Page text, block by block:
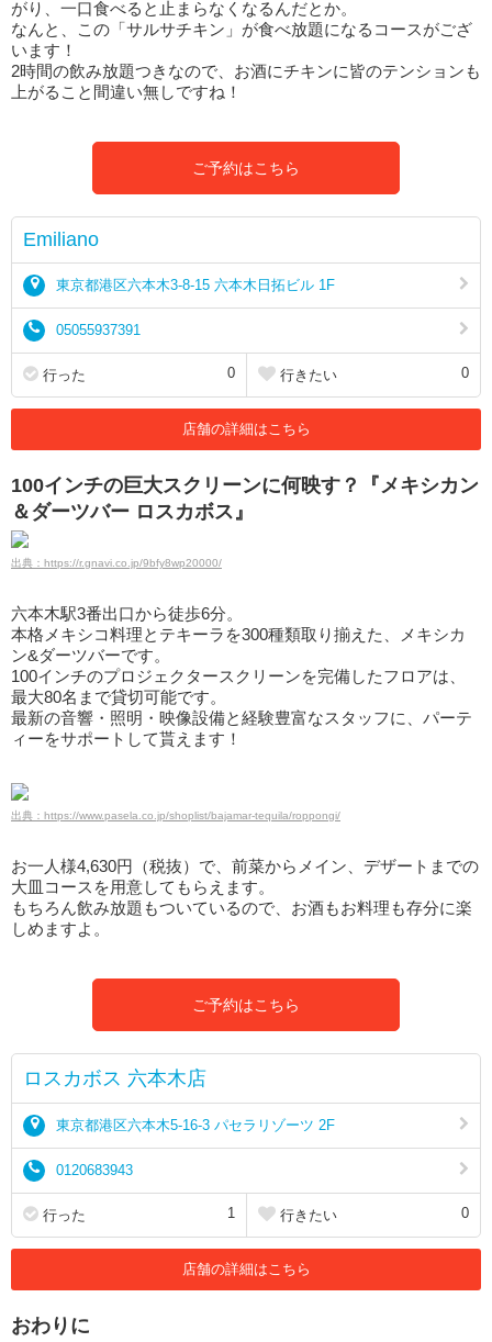
がり、一口食べると止まらなくなるんだとか。
なんと、この「サルサチキン」が食べ放題になるコースがござ
います！
2時間の飲み放題つきなので、お酒にチキンに皆のテンションも
上がること間違い無しですね！
ご予約はこちら
Emiliano
東京都港区六本木3-8-15 六本木日拓ビル 1F
05055937391
行った 0 行きたい 0
店舗の詳細はこちら
100インチの巨大スクリーンに何映す？『メキシカン
＆ダーツバー ロスカボス』
出典：https://r.gnavi.co.jp/9bfy8wp20000/
六本木駅3番出口から徒歩6分。
本格メキシコ料理とテキーラを300種類取り揃えた、メキシカ
ン&ダーツバーです。
100インチのプロジェクタースクリーンを完備したフロアは、
最大80名まで貸切可能です。
最新の音響・照明・映像設備と経験豊富なスタッフに、パーテ
ィーをサポートして貰えます！
出典：https://www.pasela.co.jp/shoplist/bajamar-tequila/roppongi/
お一人様4,630円（税抜）で、前菜からメイン、デザートまでの
大皿コースを用意してもらえます。
もちろん飲み放題もついているので、お酒もお料理も存分に楽
しめますよ。
ご予約はこちら
ロスカボス 六本木店
東京都港区六本木5-16-3 パセラリゾーツ 2F
0120683943
行った 1 行きたい 0
店舗の詳細はこちら
おわりに